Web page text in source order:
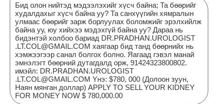
Бид олон нийтэд мэдээлэхийг хүсч байна; Та бөөрийг
худалдахыг хүсч байна уу? Та санхүүгийн хямралын
улмаас бөөрийг зарж борлуулах боломжийг эрэлхийлж
байна уу, юу хийхээ мэдэхгүй байна уу? Дараа нь
бидэнтэй холбоо бариад DR.PRADHAN.UROLOGIST
.LT.COL@GMAIL.COM хаягаар бид танд бөөрнийх нь
хэмжээгээр санал болгох болно. Яагаад гэвэл манай
эмнэлэгт бөөрний дутагдалд орж, 91424323800802.
имэйл: DR.PRADHAN.UROLOGIST
.LT.COL@GMAIL.COM Yнэ: $780, 000 (Долоон зуун,
Наян мянган доллар) APPLY TO SELL YOUR KIDNEY
FOR MONEY NOW $ 780,000.00